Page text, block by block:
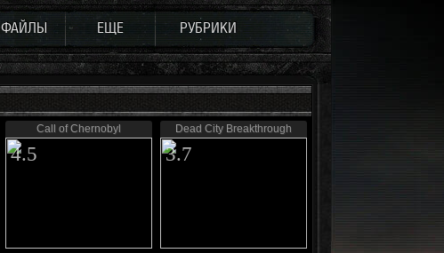
ФАЙЛЫ ЕЩЕ РУБРИКИ
Call of Chernobyl
4.5
Dead City Breakthrough
3.7